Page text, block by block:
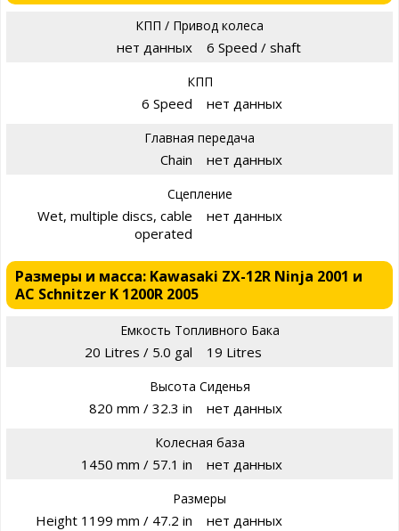
КПП / Привод колеса
нет данных 6 Speed / shaft
КПП
6 Speed нет данных
Главная передача
Chain нет данных
Сцепление
Wet, multiple discs, cable
operated
нет данных
Размеры и масса: Kawasaki ZX-12R Ninja 2001 и
AC Schnitzer K 1200R 2005
Емкость Топливного Бака
20 Litres / 5.0 gal 19 Litres
Высота Сиденья
820 mm / 32.3 in нет данных
Колесная база
1450 mm / 57.1 in нет данных
Размеры
Height 1199 mm / 47.2 in нет данных